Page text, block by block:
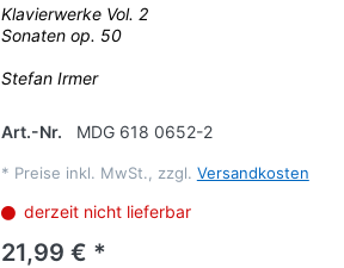
Klavierwerke Vol. 2
Sonaten op. 50
Stefan Irmer
Art.-Nr. MDG 618 0652-2
* Preise inkl. MwSt., zzgl. Versandkosten
derzeit nicht lieferbar
21,99 € *